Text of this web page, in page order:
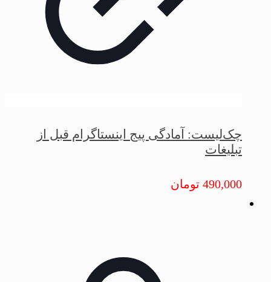
چک‌لیست: آمادگی پیج اینستاگرام قبل از
تبلیغات
490,000 تومان